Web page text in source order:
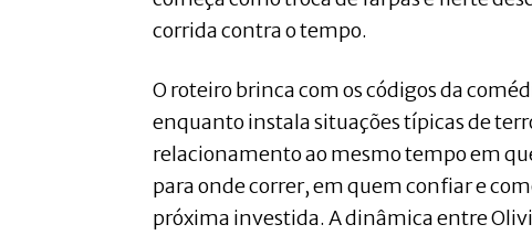
corrida contra o tempo.
O roteiro brinca com os códigos da
enquanto instala situações típicas de
relacionamento ao mesmo tempo em
para onde correr, em quem confiar e
próxima investida. A dinâmica entre